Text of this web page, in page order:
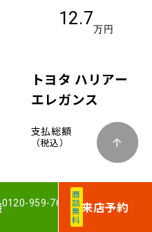
12.7
万円
トヨタ ハリアー
エレガンス
支払総額
（税込）
152.8
万円
0120-959-763 商談無料来店予約